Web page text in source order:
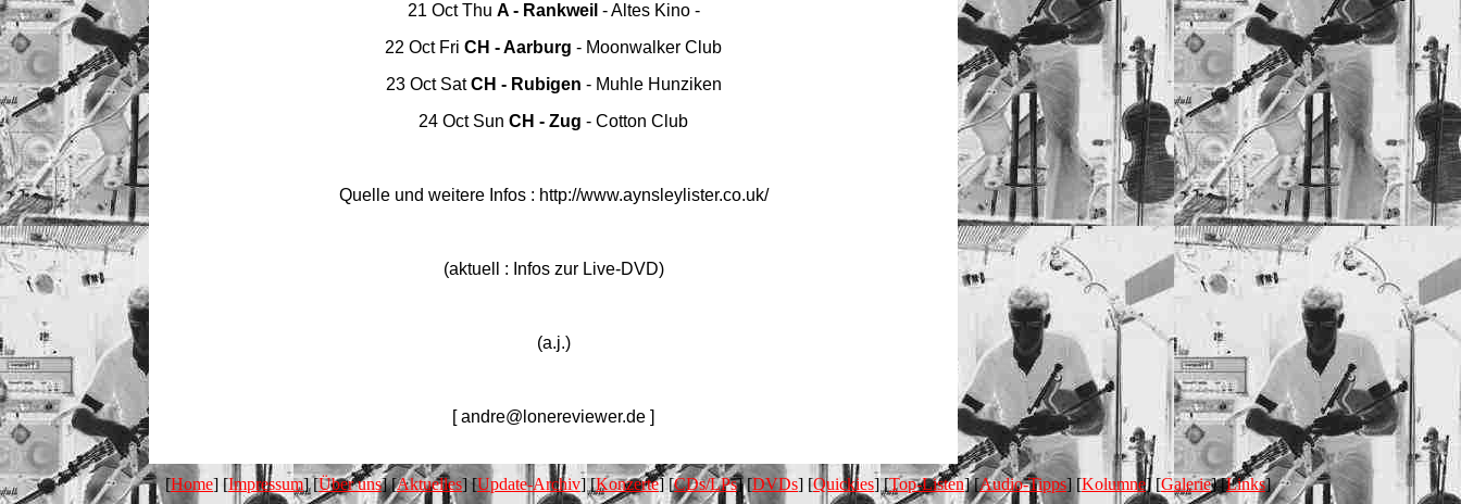
21 Oct Thu A - Rankweil - Altes Kino -
22 Oct Fri CH - Aarburg - Moonwalker Club
23 Oct SatCH - Rubigen - Muhle Hunziken
24 Oct Sun CH - Zug - Cotton Club
Quelle und weitere Infos : http://www.aynsleylister.co.uk/
(aktuell : Infos zur Live-DVD)
(a.j.)
[ andre@lonereviewer.de ]
[Home] [Impressum] [Über uns] [Aktuelles] [Update-Archiv] [Konzerte] [CDs/LPs] [DVDs] [Quickies] [Top-Listen] [Audio-Tipps] [Kolumne] [Galerie] [Links]